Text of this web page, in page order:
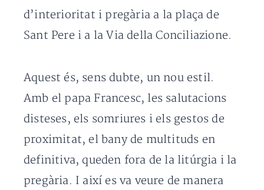
d’interioritat i pregària a la plaça de
Sant Pere i a la Via della Conciliazione.
Aquest és, sens dubte, un nou estil.
Amb el papa Francesc, les salutacions
disteses, els somriures i els gestos de
proximitat, el bany de multituds en
definitiva, queden fora de la litúrgia i la
pregària. I així es va veure de manera